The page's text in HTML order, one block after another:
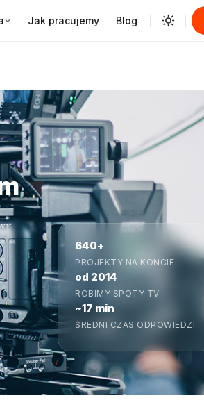
640+
PROJEKTY NA KONCIE
od 2014
ROBIMY SPOTY TV
~17 min
ŚREDNI CZAS ODPOWIEDZI
Jak pracujemy Blog